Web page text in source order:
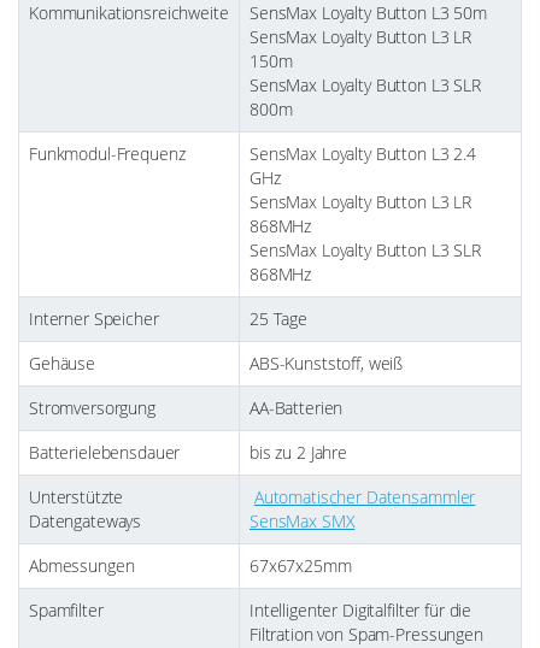
Kommunikationsreichweite
SensMax Loyalty Button L3 50m
SensMax Loyalty Button L3 LR
150m
SensMax Loyalty Button L3 SLR
800m
Funkmodul-Frequenz
SensMax Loyalty Button L3 2.4
GHz
SensMax Loyalty Button L3 LR
868MHz
SensMax Loyalty Button L3 SLR
868MHz
Interner Speicher
25 Tage
Gehäuse
ABS-Kunststoff, weiß
Stromversorgung
AA-Batterien
Batterielebensdauer
bis zu 2 Jahre
Unterstützte
Datengateways
Automatischer Datensammler
SensMax SMX
Abmessungen
67x67x25mm
Spamfilter
Intelligenter Digitalfilter für die
Filtration von Spam-Pressungen